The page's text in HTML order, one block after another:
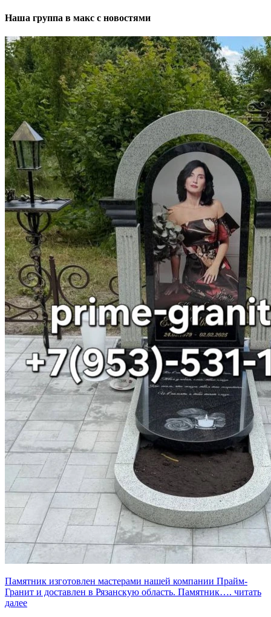
Наша группа в макс с новостями
Памятник изготовлен мастерами нашей компании Прайм-
Гранит и доставлен в Рязанскую область. Памятник…. читать
далее